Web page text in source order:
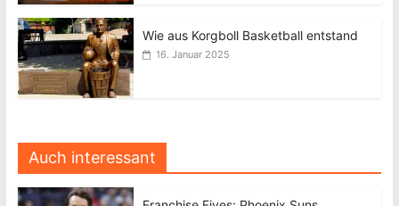
Wie aus Korgboll Basketball entstand
16. Januar 2025
Auch interessant